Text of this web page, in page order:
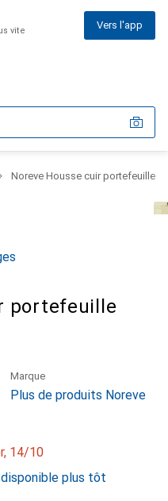
vite Vers l'app
Noreve Housse cuir portefeuille
portefeuille
Marque
Plus de produits Noreve
14/10
plus tôt